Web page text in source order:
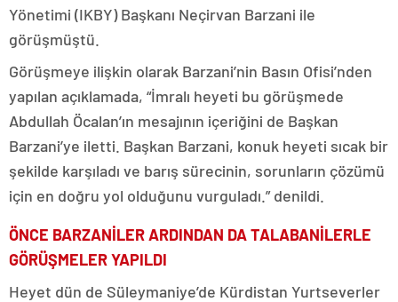
Yönetimi (IKBY) Başkanı Neçirvan Barzani ile
görüşmüştü.
Görüşmeye ilişkin olarak Barzani’nin Basın Ofisi’nden
yapılan açıklamada, “İmralı heyeti bu görüşmede
Abdullah Öcalan’ın mesajının içeriğini de Başkan
Barzani’ye iletti. Başkan Barzani, konuk heyeti sıcak bir
şekilde karşıladı ve barış sürecinin, sorunların çözümü
için en doğru yol olduğunu vurguladı.” denildi.
ÖNCE BARZANİLER ARDINDAN DA TALABANİLERLE
GÖRÜŞMELER YAPILDI
Heyet dün de Süleymaniye’de Kürdistan Yurtseverler